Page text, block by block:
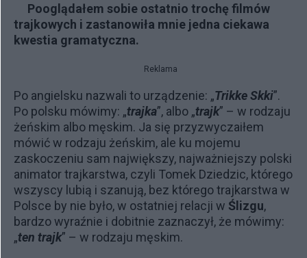
Pooglądałem sobie ostatnio trochę filmów
trajkowych i zastanowiła mnie jedna ciekawa
kwestia gramatyczna.
Reklama
Po angielsku nazwali to urządzenie: „Trikke Skki”.
Po polsku mówimy: „trajka”, albo „trajk” – w rodzaju
żeńskim albo męskim. Ja się przyzwyczaiłem
mówić w rodzaju żeńskim, ale ku mojemu
zaskoczeniu sam największy, najważniejszy polski
animator trajkarstwa, czyli Tomek Dziedzic, którego
wszyscy lubią i szanują, bez którego trajkarstwa w
Polsce by nie było, w ostatniej relacji w Ślizgu,
bardzo wyraźnie i dobitnie zaznaczył, że mówimy:
„ten trajk” – w rodzaju męskim.